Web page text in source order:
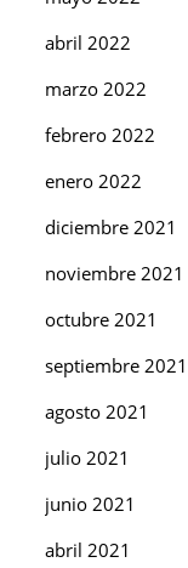
abril 2022
marzo 2022
febrero 2022
enero 2022
diciembre 2021
noviembre 2021
octubre 2021
septiembre 2021
agosto 2021
julio 2021
junio 2021
abril 2021